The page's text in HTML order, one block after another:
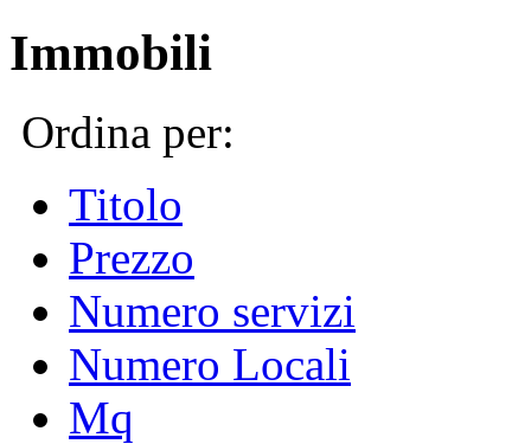
Immobili
Ordina per:
Titolo
Prezzo
Numero servizi
Numero Locali
Mq